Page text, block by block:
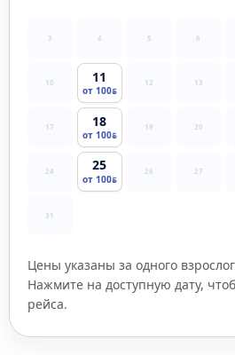
3 4 5 6
10 11
от 100
12 13
17 18
от 100
19 20
24 25
от 100
26 27
31
Цены указаны за одного
Нажмите на доступную дату,
рейса.